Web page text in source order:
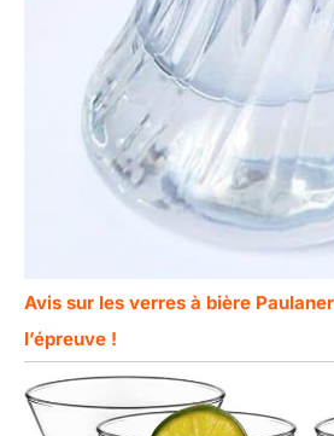
Avis sur les verres à bière
l’épreuve !